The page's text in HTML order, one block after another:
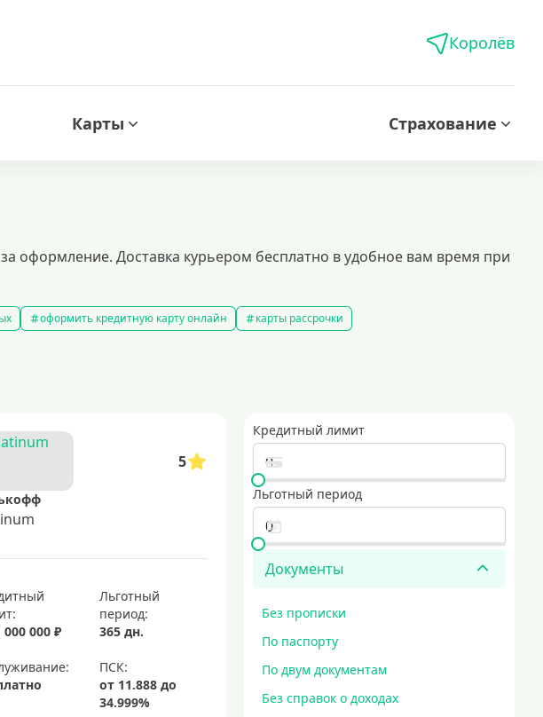
Королёв
Карты Страхование
оформление. Доставка курьером бесплатно в удобное вам время при
оформить кредитную карту онлайн
карты рассрочки
Кредитный лимит
Льготный период
Документы
Без прописки
По паспорту
По двум документам
Без справок о доходах
5
000 000 ₽
Льготный
период:
365 дн.